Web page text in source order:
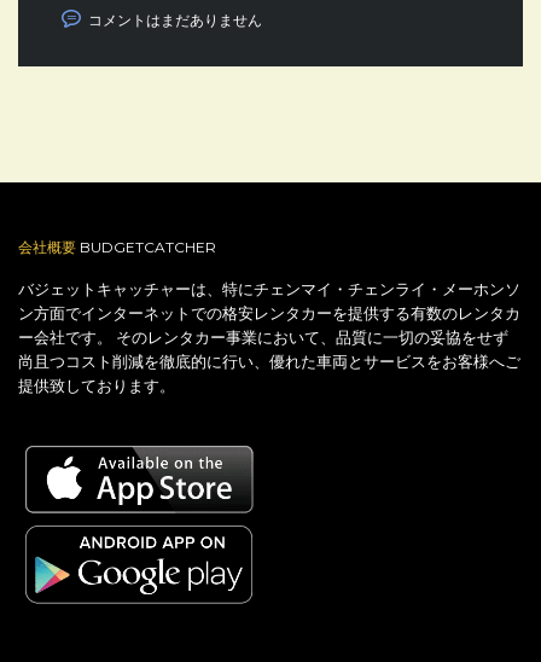
コメントはまだありません
会社概要 BUDGETCATCHER
バジェットキャッチャーは、特にチェンマイ・チェンライ・メーホンソ
ン方面でインターネットでの格安レンタカーを提供する有数のレンタカ
ー会社です。 そのレンタカー事業において、品質に一切の妥協をせず
尚且つコスト削減を徹底的に行い、優れた車両とサービスをお客様へご
提供致しております。